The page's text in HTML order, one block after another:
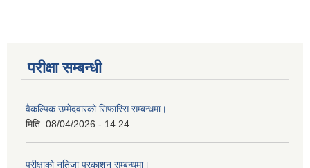
परीक्षा सम्बन्धी
वैकल्पिक उम्मेदवारको सिफारिस सम्बन्धमा।
मिति: 08/04/2026 - 14:24
परीक्षाको नतिजा प्रकाशन सम्बन्धमा।